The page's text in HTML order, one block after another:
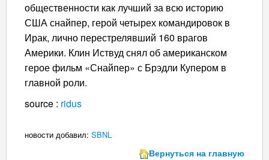
общественности как лучший за всю историю
США снайпер, герой четырех командировок в
Ирак, лично перестрелявший 160 врагов
Америки. Клин Иствуд снял об американском
герое фильм «Снайпер» с Брэдли Купером в
главной роли.
source : ridus
новости добавил: SBNL
Вернуться на главную